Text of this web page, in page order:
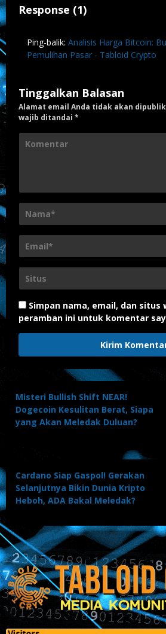
Response (1)
Ping-balik: Analisis Harga Bitcoin:
Pemulihan Pasar - Tabloid Crypto
Tinggalkan Balasan
Alamat email Anda tidak akan
wajib ditandai *
Simpan nama, email, dan situs
peramban ini untuk komentar
Misteri Bullish Shift NEAR!
Dogecoin Kesulitan Berat, Siapa
yang Akan Meledak Duluan?
Cardano Siap Gaspol! Gerakan
Selanjutnya Bikin Dunia Kripto
Heboh, ADA Bakal Meledak?